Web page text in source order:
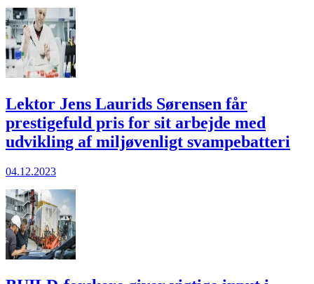
Lektor Jens Laurids Sørensen får
prestigefuld pris for sit arbejde med
udvikling af miljøvenligt svampebatteri
04.12.2023